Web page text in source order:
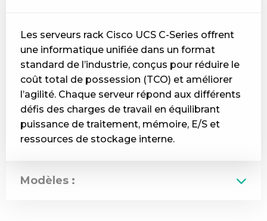
Les serveurs rack Cisco UCS C-Series offrent
une informatique unifiée dans un format
standard de l’industrie, conçus pour réduire le
coût total de possession (TCO) et améliorer
l’agilité. Chaque serveur répond aux différents
défis des charges de travail en équilibrant
puissance de traitement, mémoire, E/S et
ressources de stockage interne.
Modèles :